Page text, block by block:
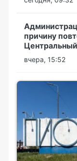
причину
вчера, 15:52